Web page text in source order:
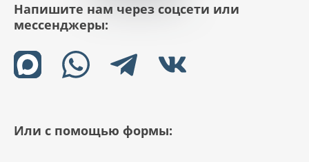
Напишите нам через соцсети или
мессенджеры:
Или с помощью формы: